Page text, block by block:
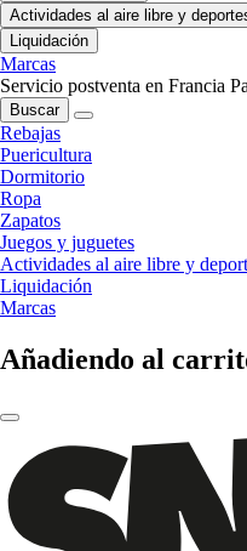
Actividades al aire libre y
Liquidación
Marcas
Servicio postventa en Francia
Buscar
Rebajas
Puericultura
Dormitorio
Ropa
Zapatos
Juegos y juguetes
Actividades al aire libre y
Liquidación
Marcas
Añadiendo al